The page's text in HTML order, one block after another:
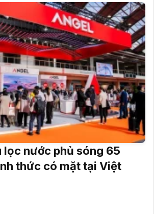
lọc nước phủ sóng 65
thức có mặt tại Việt